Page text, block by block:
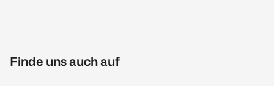
Finde uns auch auf